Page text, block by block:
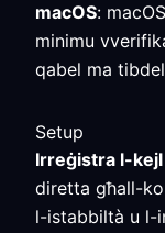
macOS:
minimu
qabel ma
Setup
Irreġistra l-
diretta għall-
l-istabbiltà u l-